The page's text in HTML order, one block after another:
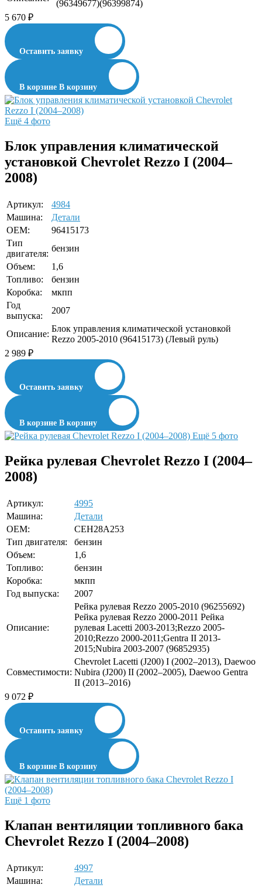
(96349677)(96399874)
5 670 ₽
Оставить заявку
В корзине В корзину
Ещё 4 фото
Блок управления климатической
установкой Chevrolet Rezzo I (2004–
2008)
Артикул:
4984
Машина:
Детали
OEM:
96415173
Тип
двигателя:
бензин
Объем:
1,6
Топливо:
бензин
Коробка:
мкпп
Год
выпуска:
2007
Описание:
Блок управления климатической установкой
Rezzo 2005-2010 (96415173) (Левый руль)
2 989 ₽
Оставить заявку
В корзине В корзину
Ещё 5 фото
Рейка рулевая Chevrolet Rezzo I (2004–
2008)
Артикул:
4995
Машина:
Детали
OEM:
CEH28A253
Тип двигателя:
бензин
Объем:
1,6
Топливо:
бензин
Коробка:
мкпп
Год выпуска:
2007
Описание:
Рейка рулевая Rezzo 2005-2010 (96255692)
Рейка рулевая Rezzo 2000-2011 Рейка
рулевая Lacetti 2003-2013;Rezzo 2005-
2010;Rezzo 2000-2011;Gentra II 2013-
2015;Nubira 2003-2007 (96852935)
Совместимости:
Chevrolet Lacetti (J200) I (2002–2013), Daewoo
Nubira (J200) II (2002–2005), Daewoo Gentra
II (2013–2016)
9 072 ₽
Оставить заявку
В корзине В корзину
Ещё 1 фото
Клапан вентиляции топливного бака
Chevrolet Rezzo I (2004–2008)
Артикул:
4997
Машина:
Детали